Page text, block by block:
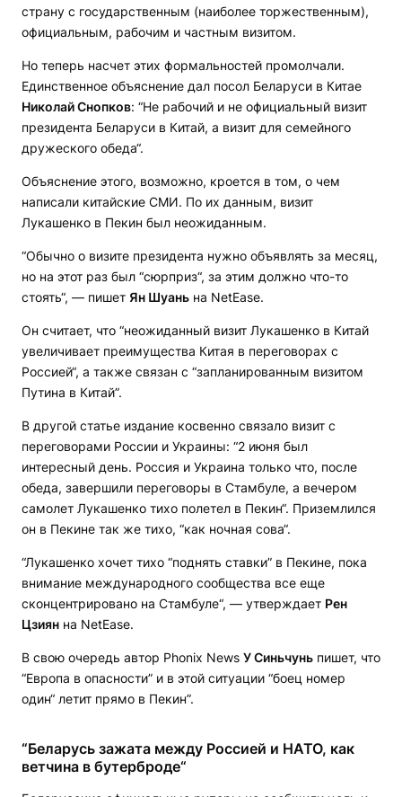
страну с государственным (наиболее торжественным),
официальным, рабочим и частным визитом.
Но теперь насчет этих формальностей промолчали.
Единственное объяснение дал посол Беларуси в Китае
Николай Снопков: “Не рабочий и не официальный визит
президента Беларуси в Китай, а визит для семейного
дружеского обеда“.
Объяснение этого, возможно, кроется в том, о чем
написали китайские СМИ. По их данным, визит
Лукашенко в Пекин был неожиданным.
“Обычно о визите президента нужно объявлять за месяц,
но на этот раз был “сюрприз“, за этим должно что-то
стоять“, — пишет Ян Шуань на NetEase.
Он считает, что “неожиданный визит Лукашенко в Китай
увеличивает преимущества Китая в переговорах с
Россией“, а также связан с “запланированным визитом
Путина в Китай”.
В другой статье издание косвенно связало визит с
переговорами России и Украины: “2 июня был
интересный день. Россия и Украина только что, после
обеда, завершили переговоры в Стамбуле, а вечером
самолет Лукашенко тихо полетел в Пекин“. Приземлился
он в Пекине так же тихо, “как ночная сова“.
“Лукашенко хочет тихо “поднять ставки” в Пекине, пока
внимание международного сообщества все еще
сконцентрировано на Стамбуле“, — утверждает Рен
Цзиян на NetEase.
В свою очередь автор Phonix News У Синьчунь пишет, что
“Европа в опасности” и в этой ситуации “боец номер
один“ летит прямо в Пекин”.
“Беларусь зажата между Россией и НАТО, как
ветчина в бутерброде“